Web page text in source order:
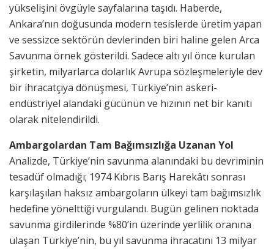
yükselişini övgüyle sayfalarına taşıdı. Haberde,
Ankara’nın doğusunda modern tesislerde üretim yapan
ve sessizce sektörün devlerinden biri haline gelen Arca
Savunma örnek gösterildi. Sadece altı yıl önce kurulan
şirketin, milyarlarca dolarlık Avrupa sözleşmeleriyle dev
bir ihracatçıya dönüşmesi, Türkiye’nin askeri-
endüstriyel alandaki gücünün ve hızının net bir kanıtı
olarak nitelendirildi.
Ambargolardan Tam Bağımsızlığa Uzanan Yol
Analizde, Türkiye’nin savunma alanındaki bu devriminin
tesadüf olmadığı; 1974 Kıbrıs Barış Harekâtı sonrası
karşılaşılan haksız ambargoların ülkeyi tam bağımsızlık
hedefine yönelttiği vurgulandı. Bugün gelinen noktada
savunma girdilerinde %80’in üzerinde yerlilik oranına
ulaşan Türkiye’nin, bu yıl savunma ihracatını 13 milyar